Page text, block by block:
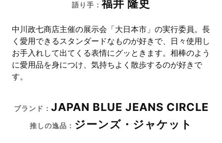
語り手：福井 隆史
中川政七商店主催の展示会「大日本市」の実行委員。長
く愛用できるスタンダードなものが好きで、日々使用し
お手入れして出てくる表情にグッときます。相棒のよう
に愛用品を身につけ、気持ちよく散歩するのが好きで
す。
ブランド： JAPAN BLUE JEANS CIRCLE
推しの逸品： ジーンズ・ジャケット